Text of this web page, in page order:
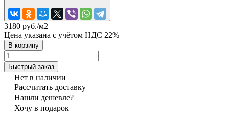
3180 руб./м2
Цена указана с учётом НДС 22%
В корзину
Быстрый заказ
Нет в наличии
Рассчитать доставку
Нашли дешевле?
Хочу в подарок